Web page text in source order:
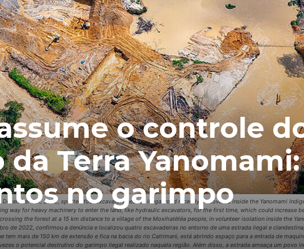
5th, 2022, spotted four excavators near an illegal road recently discovered inside the Yanomami
way for heavy machinery to enter the land, like hydraulic excavators, for the first time, which could increase
the forest at a 15 km distance to a village of the Moxihatëtëa people, in volunteer isolation inside the
de 2022, confirmou a denúncia e localizou quatro escavadeiras no entorno de uma estrada ilegal e
tem mais de 150 km de extensão e fica na bacia do rio Catrimani, está abrindo espaço para a entrada de
o potencial destrutivo do garimpo ilegal realizado naquela região. Além disso, a estrada ameaça um povo
o controle
da Terra Yanomami:
no garimpo